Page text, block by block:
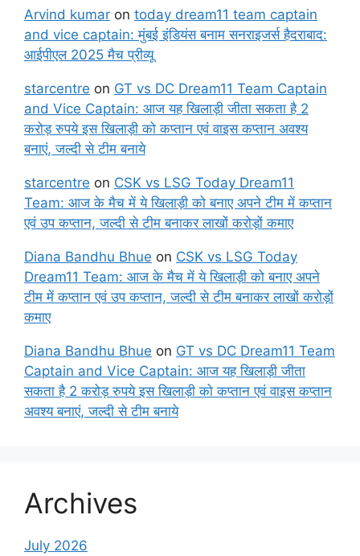
Arvind kumar on today dream11 team captain
and vice captain: मुंबई इंडियंस बनाम सनराइजर्स हैदराबाद:
आईपीएल 2025 मैच प्रीव्यू
starcentre on GT vs DC Dream11 Team Captain
and Vice Captain: आज यह खिलाड़ी जीता सकता है 2
करोड़ रुपये इस खिलाड़ी को कप्तान एवं वाइस कप्तान अवश्य
बनाएं, जल्दी से टीम बनाये
starcentre on CSK vs LSG Today Dream11
Team: आज के मैच में ये खिलाड़ी को बनाए अपने टीम में कप्तान
एवं उप कप्तान, जल्दी से टीम बनाकर लाखों करोड़ों कमाए
Diana Bandhu Bhue on CSK vs LSG Today
Dream11 Team: आज के मैच में ये खिलाड़ी को बनाए अपने
टीम में कप्तान एवं उप कप्तान, जल्दी से टीम बनाकर लाखों करोड़ों
कमाए
Diana Bandhu Bhue on GT vs DC Dream11 Team
Captain and Vice Captain: आज यह खिलाड़ी जीता
सकता है 2 करोड़ रुपये इस खिलाड़ी को कप्तान एवं वाइस कप्तान
अवश्य बनाएं, जल्दी से टीम बनाये
Archives
July 2026